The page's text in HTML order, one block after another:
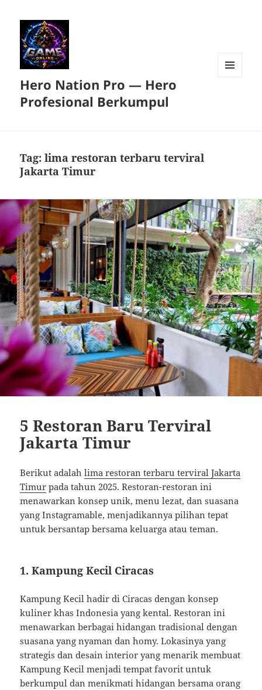
Hero Nation Pro — Hero
Profesional Berkumpul
Tag:lima restoran terbaru terviral
Jakarta Timur
5 Restoran Baru Terviral
Jakarta Timur
Berikut adalahlima restoran terbaru terviral Jakarta
Timur pada tahun 2025. Restoran-restoran ini
menawarkan konsep unik, menu lezat, dan suasana
yang Instagramable, menjadikannya pilihan tepat
untuk bersantap bersama keluarga atau teman.
1.Kampung Kecil Ciracas
Kampung Kecil hadir di Ciracas dengan konsep
kuliner khas Indonesia yang kental. Restoran ini
menawarkan berbagai hidangan tradisional dengan
suasana yang nyaman dan homy. Lokasinya yang
strategis dan desain interior yang menarik membuat
Kampung Kecil menjadi tempat favorit untuk
berkumpul dan menikmati hidangan bersama orang